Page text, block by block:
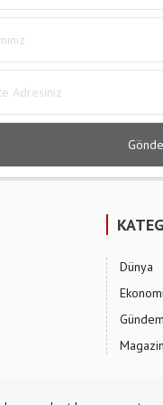
Dünya
Ekonomi
Gündem
Magazin